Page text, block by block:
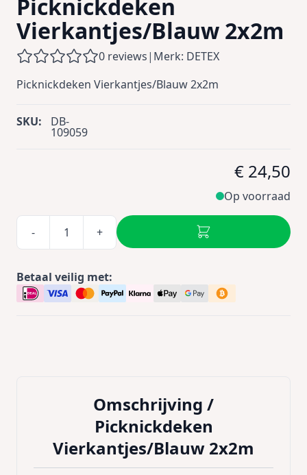
Picknickdeken
Vierkantjes/Blauw 2x2m
0 reviews| Merk: DETEX
Picknickdeken Vierkantjes/Blauw 2x2m
SKU: DB-
109059
€ 24,50
Op voorraad
- +
Betaal veilig met:
Omschrijving /
Picknickdeken
Vierkantjes/Blauw 2x2m